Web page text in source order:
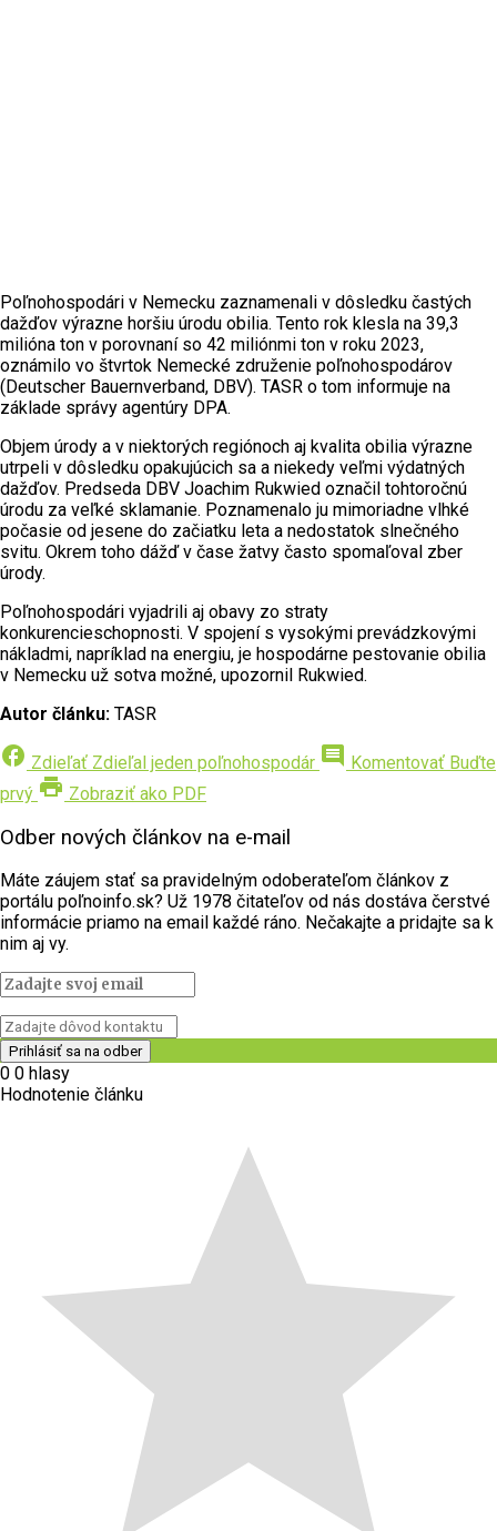
Poľnohospodári v Nemecku zaznamenali v dôsledku častých
dažďov výrazne horšiu úrodu obilia. Tento rok klesla na 39,3
milióna ton v porovnaní so 42 miliónmi ton v roku 2023,
oznámilo vo štvrtok Nemecké združenie poľnohospodárov
(Deutscher Bauernverband, DBV). TASR o tom informuje na
základe správy agentúry DPA.
Objem úrody a v niektorých regiónoch aj kvalita obilia výrazne
utrpeli v dôsledku opakujúcich sa a niekedy veľmi výdatných
dažďov. Predseda DBV Joachim Rukwied označil tohtoročnú
úrodu za veľké sklamanie. Poznamenalo ju mimoriadne vlhké
počasie od jesene do začiatku leta a nedostatok slnečného
svitu. Okrem toho dážď v čase žatvy často spomaľoval zber
úrody.
Poľnohospodári vyjadrili aj obavy zo straty
konkurencieschopnosti. V spojení s vysokými prevádzkovými
nákladmi, napríklad na energiu, je hospodárne pestovanie obilia
v Nemecku už sotva možné, upozornil Rukwied.
Autor článku: TASR
facebook Zdieľať Zdieľal jeden poľnohospodár comment Komentovať Buďte
prvý print Zobraziť ako PDF
Odber nových článkov na e-mail
Máte záujem stať sa pravidelným odoberateľom článkov z
portálu poľnoinfo.sk? Už 1978 čitateľov od nás dostáva čerstvé
informácie priamo na email každé ráno. Nečakajte a pridajte sa k
nim aj vy.
0 0 hlasy
Hodnotenie článku